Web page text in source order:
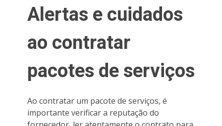
Alertas e cuidados
ao contratar
pacotes de serviços
Ao contratar um pacote de serviços, é
importante verificar a reputação do